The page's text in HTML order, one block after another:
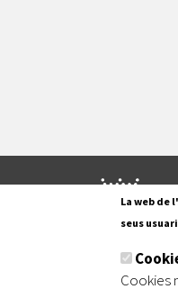
La web de
seus
Cookies